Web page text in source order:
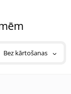
Bez kārtošanas